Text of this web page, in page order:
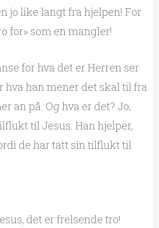
jo like langt fra hjelpen! For
for» som en mangler!
for hva det er Herren ser
hva han mener det skal til fra
an på. Og hva er det? Jo,
til Jesus. Han hjelper,
de har tatt sin tilflukt til
det er frelsende tro!